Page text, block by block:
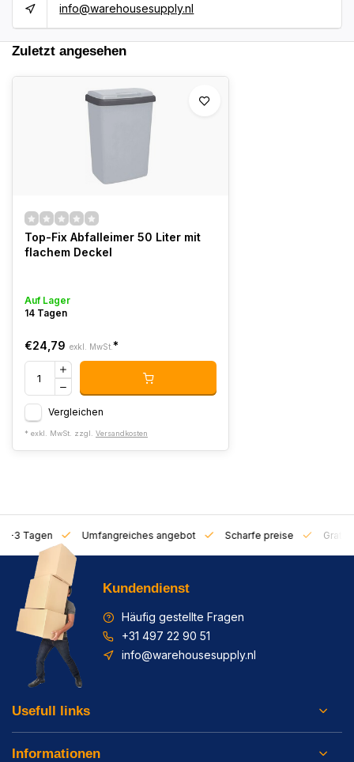
info@warehousesupply.nl
Zuletzt angesehen
Top-Fix Abfalleimer 50 Liter mit
flachem Deckel
Auf Lager
14 Tagen
€24,79 exkl. MwSt. *
Vergleichen
* exkl. MwSt. zzgl. Versandkosten
1-3 Tagen Umfangreiches angebot Scharfe preise Gratis
Kundendienst
Häufig gestellte Fragen
+31 497 22 90 51
info@warehousesupply.nl
Usefull links
Informationen